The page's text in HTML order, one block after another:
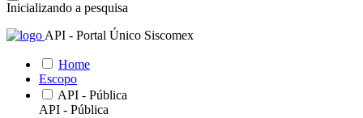
Inicializando a pesquisa
API - Portal Único Siscomex
Home
Escopo
API - Pública
API - Pública